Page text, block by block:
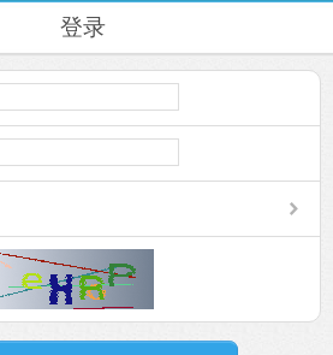
登录